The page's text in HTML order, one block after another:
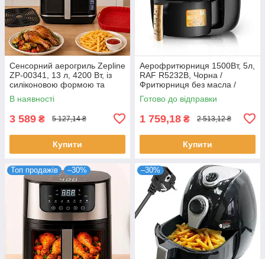
Сенсорний аерогриль Zepline
ZP-00341, 13 л, 4200 Вт, із
силіконовою формою та
двома тенами, Чорний /
Аерофритюрниця / Мультипіч
В наявності
3 589 ₴ 5 127,14 ₴
Купити
Аерофритюрниця 1500Вт, 5л,
RAF R5232B, Чорна /
Фритюрниця без масла /
Аерогриль / Мультипіч /
Повітряна фритюрниця
Готово до відправки
1 759,18 ₴ 2 513,12 ₴
Купити
Топ продажів –30% –30%